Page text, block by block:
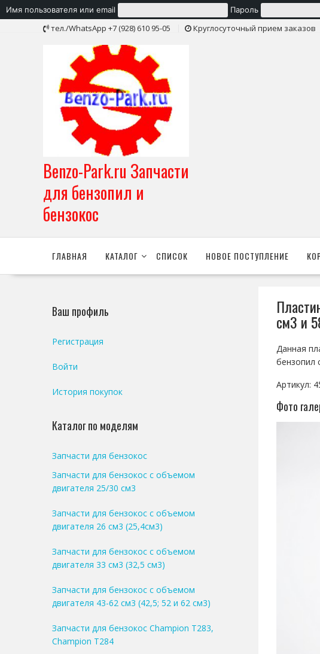
Имя пользователя или email Пароль
тел./WhatsApp +7 (928) 610 95-05 Круглосуточный прием заказов
Benzo-Park.ru Запчасти
для бензопил и
бензокос
ГЛАВНАЯ КАТАЛОГ СПИСОК НОВОЕ ПОСТУПЛЕНИЕ
см3 и
Данная
бензопил
Артикул:
Фото
Ваш профиль
Регистрация
Войти
История покупок
Каталог по моделям
Запчасти для бензокос
Запчасти для бензокос с объемом
двигателя 25/30 см3
Запчасти для бензокос с объемом
двигателя 26 см3 (25,4см3)
Запчасти для бензокос с объемом
двигателя 33 см3 (32,5 см3)
Запчасти для бензокос с объемом
двигателя 43-62 см3 (42,5; 52 и 62 см3)
Запчасти для бензокос Champion T283,
Champion T284